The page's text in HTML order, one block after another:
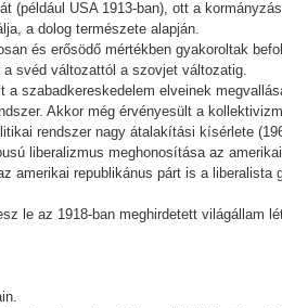
(például USA 1913-ban), ott a
a dolog természete alapján.
és erősödő mértékben gyakoroltak
svéd változattól a szovjet változatig.
a szabadkereskedelem elveinek
Akkor még érvényesült a
rendszer nagy átalakítási kísérlete
liberalizmus meghonosítása az
amerikai republikánus párt is a
le az 1918-ban meghirdetett világállam